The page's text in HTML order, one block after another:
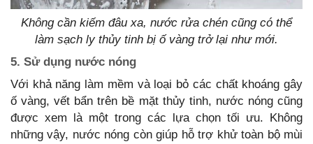
Không cần kiếm đâu xa, nước rửa chén cũng có thể
làm sạch ly thủy tinh bị ố vàng trở lại như mới.
5. Sử dụng nước nóng
Với khả năng làm mềm và loại bỏ các chất khoáng gây
ố vàng, vết bẩn trên bề mặt thủy tinh, nước nóng cũng
được xem là một trong các lựa chọn tối ưu. Không
những vậy, nước nóng còn giúp hỗ trợ khử toàn bộ mùi